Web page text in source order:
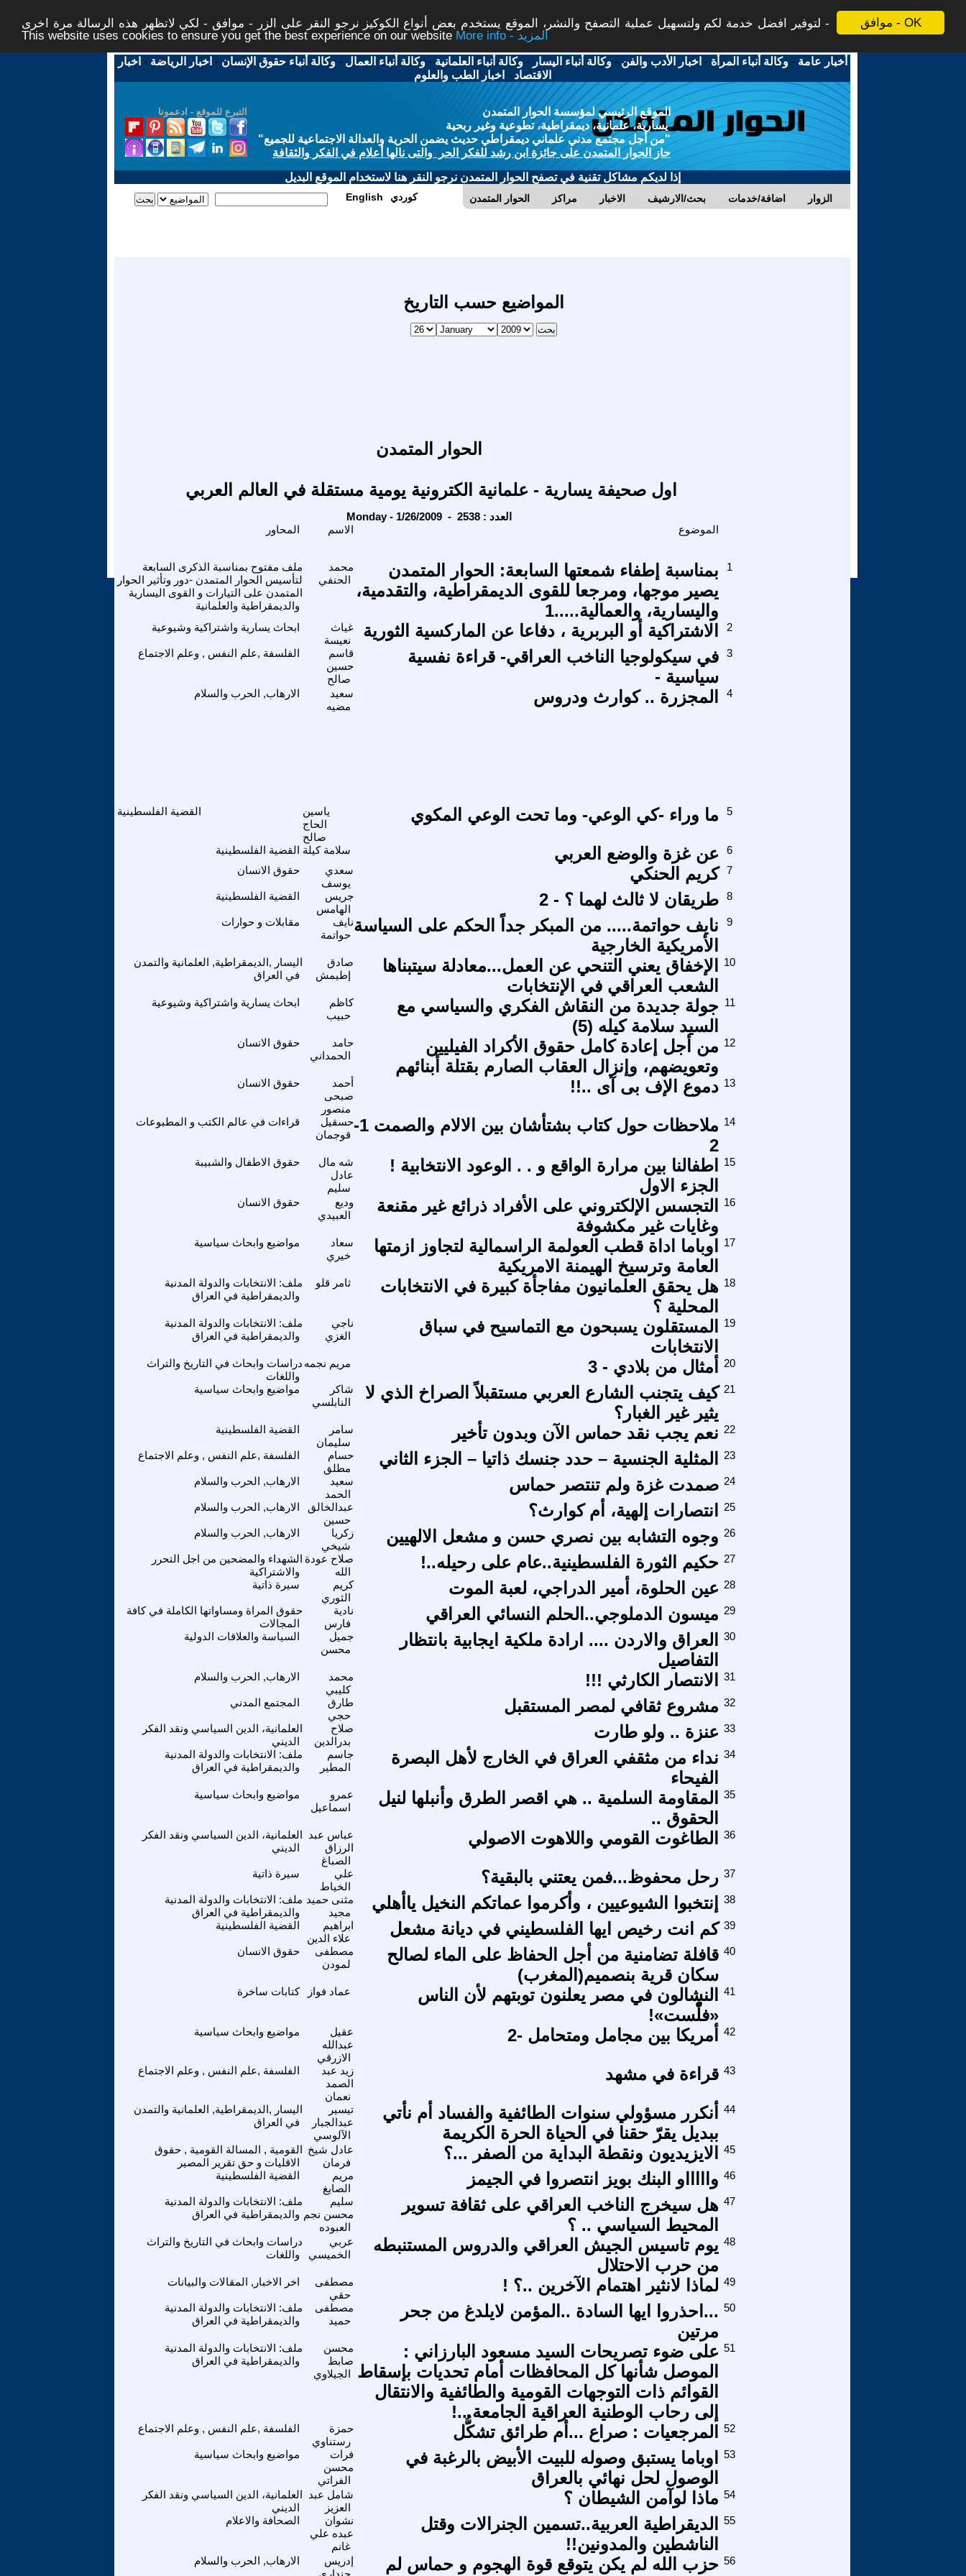
موافق - OK
لتوفير افضل خدمة لكم ولتسهيل عملية التصفح والنشر، الموقع يستخدم بعض أنواع الكوكيز نرجو النقر على الزر - موافق - لكي لاتظهر هذه الرسالة مرة اخرى -
This website uses cookies to ensure you get the best experience on our website
More info - المزيد
أخبار عامة -وكالة أنباء المرأة - اخبار الأدب والفن -وكالة أنباء اليسار -وكالة أنباء العلمانية -وكالة أنباء العمال -وكالة أنباء حقوق الإنسان - اخبار الرياضة - اخبار
الاقتصاد - اخبار الطب والعلوم
التبرع للموقع - ادعمونا
الموقع الرئيسي لمؤسسة الحوار المتمدن
يسارية، علمانية، ديمقراطية، تطوعية وغير ربحية
"من أجل مجتمع مدني علماني ديمقراطي حديث يضمن الحرية والعدالة الاجتماعية للجميع"
حاز الحوار المتمدن على جائزة ابن رشد للفكر الحر والتى نالها أعلام في الفكر والثقافة
إذا لديكم مشاكل تقنية في تصفح الحوار المتمدن نرجو النقر هنا لاستخدام الموقع البديل
الحوار المتمدن مراكز الاخبار بحث/الارشيف اضافة/خدمات الزوار English كوردي
المواضيع حسب التاريخ
الحوار المتمدن
اول صحيفة يسارية - علمانية الكترونية يومية مستقلة في العالم العربي
Monday - 1/26/2009 - العدد : 2538
الاسم الموضوع
ملف مفتوح بمناسبة الذكرى السابعة
لتأسيس الحوار المتمدن -دور وتأثير الحوار
المتمدن على التيارات و القوى اليسارية
والديمقراطية والعلمانية
محمد
الحنفي
بمناسبة إطفاء شمعتها السابعة: الحوار المتمدن
يصير موجها، ومرجعا للقوى الديمقراطية، والتقدمية،
واليسارية، والعمالية.....1
1
ابحاث يسارية واشتراكية وشيوعية
غياث
نعيسة
الاشتراكية أو البربرية ، دفاعا عن الماركسية الثورية 2
الفلسفة ,علم النفس , وعلم الاجتماع
قاسم
حسين
صالح
في سيكولوجيا الناخب العراقي- قراءة نفسية
سياسية -
3
الارهاب, الحرب والسلام
سعيد
مضيه
المجزرة .. كوارث ودروس 4
القضية الفلسطينية
ياسين
الحاج
صالح
ما وراء -كي الوعي- وما تحت الوعي المكوي 5
القضية الفلسطينية سلامة كيلة عن غزة والوضع العربي
6
حقوق الانسان
سعدي
يوسف
كريم الحنكي 7
القضية الفلسطينية
جريس
الهامس
طريقان لا ثالث لهما ؟ - 2 8
مقابلات و حوارات
نايف
حواتمة نايف حواتمة..... من المبكر جداً الحكم على السياسة
الأمريكية الخارجية
9
اليسار ,الديمقراطية, العلمانية والتمدن
في العراق
صادق
إطيمش
الإخفاق يعني التنحي عن العمل...معادلة سيتبناها
الشعب العراقي في الإنتخابات
10
ابحاث يسارية واشتراكية وشيوعية
كاظم
حبيب
جولة جديدة من النقاش الفكري والسياسي مع
السيد سلامة كيله (5)
11
حقوق الانسان
حامد
الحمداني
من أجل إعادة كامل حقوق الأكراد الفيليين
وتعويضهم، وإنزال العقاب الصارم بقتلة أبنائهم
12
حقوق الانسان
أحمد
صبحى
منصور
دموع الإف بى آى ..!! 13
قراءات في عالم الكتب و المطبوعات
حسقيل
قوجمان ملاحظات حول كتاب بشتأشان بين الالام والصمت 1-
2
14
حقوق الاطفال والشبيبة
شه مال
عادل
سليم
اطفالنا بين مرارة الواقع و . . الوعود الانتخابية !
الجزء الاول
15
حقوق الانسان
وديع
العبيدي
التجسس الإلكتروني على الأفراد ذرائع غير مقنعة
وغايات غير مكشوفة
16
مواضيع وابحاث سياسية
سعاد
خيري
اوباما اداة قطب العولمة الراسمالية لتجاوز ازمتها
العامة وترسيخ الهيمنة الامريكية
17
ملف: الانتخابات والدولة المدنية
والديمقراطية في العراق
ثامر قلو
هل يحقق العلمانيون مفاجأة كبيرة في الانتخابات
المحلية ؟
18
ملف: الانتخابات والدولة المدنية
والديمقراطية في العراق
ناجي
الغزي
المستقلون يسبحون مع التماسيح في سباق
الانتخابات
19
دراسات وابحاث في التاريخ والتراث
واللغات
مريم نجمه أمثال من بلادي - 3 20
مواضيع وابحاث سياسية
شاكر
النابلسي
كيف يتجنب الشارع العربي مستقبلاً الصراخ الذي لا
يثير غير الغبار؟
21
القضية الفلسطينية
سامر
سليمان
نعم يجب نقد حماس الآن وبدون تأخير 22
الفلسفة ,علم النفس , وعلم الاجتماع
حسام
مطلق
المثلية الجنسية – حدد جنسك ذاتيا – الجزء الثاني 23
الارهاب, الحرب والسلام
سعيد
الحمد
صمدت غزة ولم تنتصر حماس 24
الارهاب, الحرب والسلام
عبدالخالق
حسين
انتصارات إلهية، أم كوارث؟ 25
الارهاب, الحرب والسلام
زكريا
شيخي
وجوه التشابه بين نصري حسن و مشعل الالهيين 26
الشهداء والمضحين من اجل التحرر
والاشتراكية
صلاح عودة
الله
حكيم الثورة الفلسطينية..عام على رحيله..! 27
سيرة ذاتية
كريم
الثوري
عين الحلوة، أمير الدراجي، لعبة الموت 28
حقوق المراة ومساواتها الكاملة في كافة
المجالات
نادية
فارس
ميسون الدملوجي..الحلم النسائي العراقي 29
السياسة والعلاقات الدولية
جميل
محسن
العراق والاردن .... ارادة ملكية ايجابية بانتظار
التفاصيل
30
الارهاب, الحرب والسلام
محمد
كليبي
الانتصار الكارثي !!! 31
المجتمع المدني
طارق
حجي
مشروع ثقافي لمصر المستقبل 32
العلمانية، الدين السياسي ونقد الفكر
الديني
صلاح
بدرالدين
عنزة .. ولو طارت 33
ملف: الانتخابات والدولة المدنية
والديمقراطية في العراق
جاسم
المطير
نداء من مثقفي العراق في الخارج لأهل البصرة
الفيحاء
34
مواضيع وابحاث سياسية
عمرو
اسماعيل
المقاومة السلمية .. هي اقصر الطرق وأنبلها لنيل
الحقوق ..
35
العلمانية، الدين السياسي ونقد الفكر
الديني
عباس عبد
الرزاق
الصباغ
الطاغوت القومي واللاهوت الاصولي 36
سيرة ذاتية
علي
الخياط
رحل محفوظ...فمن يعتني بالبقية؟ 37
ملف: الانتخابات والدولة المدنية
والديمقراطية في العراق
مثنى حميد
مجيد
إنتخبوا الشيوعيين ، وأكرموا عماتكم النخيل ياأهلي 38
القضية الفلسطينية
ابراهيم
علاء الدين
كم انت رخيص ايها الفلسطيني في ديانة مشعل 39
حقوق الانسان
مصطفى
لمودن
قافلة تضامنية من أجل الحفاظ على الماء لصالح
سكان قرية بنصميم(المغرب)
40
كتابات ساخرة عماد فواز
النشالون في مصر يعلنون توبتهم لأن الناس
«فلّْست»!
41
مواضيع وابحاث سياسية
عقيل
عبدالله
الازرقي
أمريكا بين مجامل ومتحامل -2 42
الفلسفة ,علم النفس , وعلم الاجتماع
زيد عبد
الصمد
نعمان
قراءة في مشهد 43
اليسار ,الديمقراطية, العلمانية والتمدن
في العراق
تيسير
عبدالجبار
الآلوسي
أنكرر مسؤولي سنوات الطائفية والفساد أم نأتي
ببديل يقرّ حقنا في الحياة الحرة الكريمة
44
القومية , المسالة القومية , حقوق
الاقليات و حق تقرير المصير
عادل شيخ
فرمان
الايزيديون ونقطة البداية من الصفر ...؟ 45
القضية الفلسطينية
مريم
الصايغ
واااااو البنك بويز انتصروا في الجيمز 46
ملف: الانتخابات والدولة المدنية
والديمقراطية في العراق
سليم
محسن نجم
العبوده
هل سيخرج الناخب العراقي على ثقافة تسوير
المحيط السياسي .. ؟
47
دراسات وابحاث في التاريخ والتراث
واللغات
عربي
الخميسي
يوم تاسيس الجيش العراقي والدروس المستنبطه
من حرب الاحتلال
48
اخر الاخبار, المقالات والبيانات
مصطفى
حقي
لماذا لانثير اهتمام الآخرين ..؟ ! 49
ملف: الانتخابات والدولة المدنية
والديمقراطية في العراق
مصطفى
حميد
...احذروا ايها السادة ..المؤمن لايلدغ من جحر
مرتين
50
ملف: الانتخابات والدولة المدنية
والديمقراطية في العراق
محسن
صابط
الجيلاوي
على ضوء تصريحات السيد مسعود البارزاني :
الموصل شأنها كل المحافظات أمام تحديات بإسقاط
القوائم ذات التوجهات القومية والطائفية والانتقال
إلى رحاب الوطنية العراقية الجامعة...!
51
الفلسفة ,علم النفس , وعلم الاجتماع
حمزة
رستناوي
المرجعيات : صراع ...أم طرائق تشكُّل 52
مواضيع وابحاث سياسية
فرات
محسن
الفراتي
اوباما يستبق وصوله للبيت الأبيض بالرغبة في
الوصول لحل نهائي بالعراق
53
العلمانية، الدين السياسي ونقد الفكر
الديني
شامل عبد
العزيز
ماذا لوآمن الشيطان ؟ 54
الصحافة والاعلام
نشوان
عبده علي
غانم
الديقراطية العربية..تسمين الجنرالات وقتل
الناشطين والمدونين!!
55
الارهاب, الحرب والسلام
إدريس
جنداري
حزب الله لم يكن يتوقع قوة الهجوم و حماس لم 56